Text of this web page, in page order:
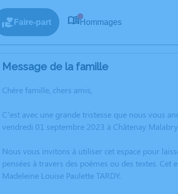
Faire-part Hommages
Message de la famille
Chère famille, chers amis,
C’est avec une grande tristesse que nous vous
vendredi 01 septembre 2023 à Châtenay Malabry.
Nous vous invitons à utiliser cet espace pour
pensées à travers des poèmes ou des textes.
Madeleine Louise Paulette TARDY.